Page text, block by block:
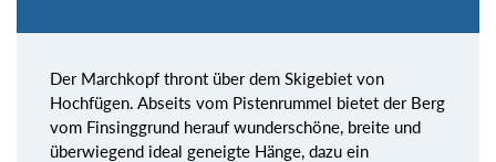
Der Marchkopf thront über dem Skigebiet von
Hochfügen. Abseits vom Pistenrummel bietet der Berg
vom Finsinggrund herauf wunderschöne, breite und
überwiegend ideal geneigte Hänge, dazu ein